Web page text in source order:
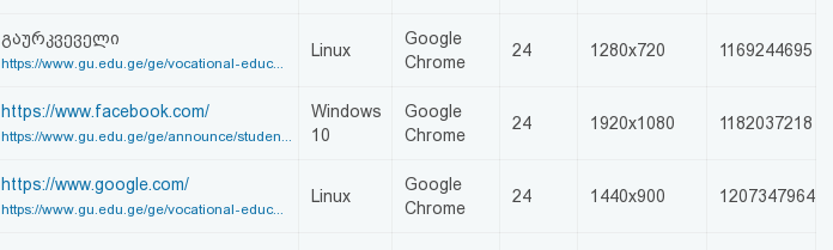
გაურკვეველი
https://www.gu.edu.ge/ge/vocational-educ...
Linux
Google
Chrome
24 1280x720 1169244695
https://www.facebook.com/
https://www.gu.edu.ge/ge/announce/studen...
Windows
10
Google
Chrome
24 1920x1080 1182037218
https://www.google.com/
https://www.gu.edu.ge/ge/vocational-educ...
Linux
Google
Chrome
24 1440x900 1207347964